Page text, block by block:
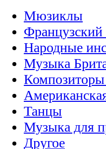
Мюзиклы
Народные
Музыка
Композиторы
Танцы
Музыка для
Другое